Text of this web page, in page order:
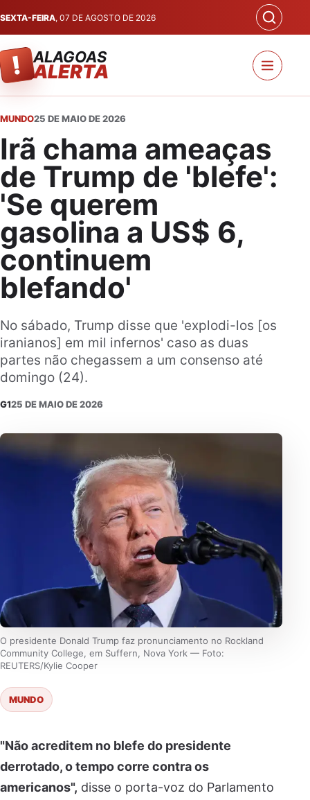
SEXTA-FEIRA, 07 DE AGOSTO DE 2026
! ALAGOAS
ALERTA
MUNDO25 DE MAIO DE 2026
Irã chama ameaças
de Trump de 'blefe':
'Se querem
gasolina a US$ 6,
continuem
blefando'
No sábado, Trump disse que 'explodi-los [os
iranianos] em mil infernos' caso as duas
partes não chegassem a um consenso até
domingo (24).
G125 DE MAIO DE 2026
O presidente Donald Trump faz pronunciamento no Rockland
Community College, em Suffern, Nova York — Foto:
REUTERS/Kylie Cooper
MUNDO
"Não acreditem no blefe do presidente
derrotado, o tempo corre contra os
americanos", disse o porta-voz do Parlamento